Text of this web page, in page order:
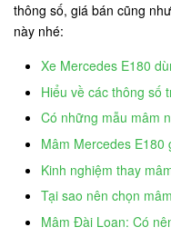
thông số, giá bán cũng
này nhé:
Xe Mercedes E180
Hiểu về các thông số
Có những mẫu mâm
Mâm Mercedes E180
Kinh nghiệm thay
Tại sao nên chọn
Mâm Đài Loan: Có